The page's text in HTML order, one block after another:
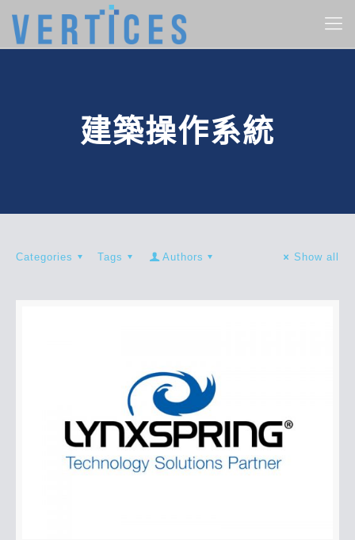
建築操作系統
Categories Tags Authors Show all